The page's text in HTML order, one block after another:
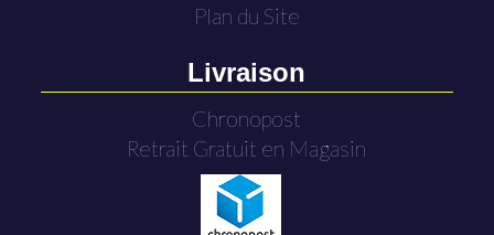
Plan du Site
Livraison
Chronopost
Retrait Gratuit en Magasin